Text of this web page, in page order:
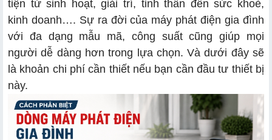
tiện từ sinh hoạt, giải trí, tinh thần đến sức khoẻ,
kinh doanh…. Sự ra đời của máy phát điện gia đình
với đa dạng mẫu mã, công suất cũng giúp mọi
người dễ dàng hơn trong lựa chọn. Và dưới đây sẽ
là khoản chi phí cần thiết nếu bạn cần đầu tư thiết bị
này.